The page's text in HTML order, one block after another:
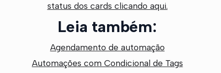
status dos cards clicando aqui.
Leia também:
Agendamento de automação
Automações com Condicional de Tags